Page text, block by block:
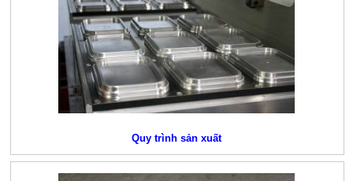
Quy trình sản xuất